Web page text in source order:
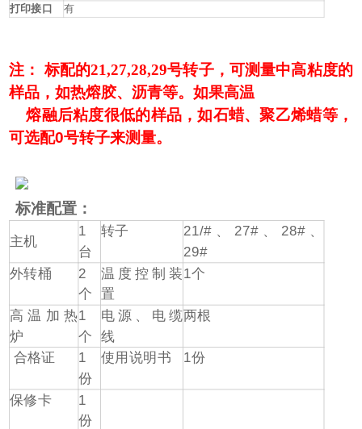
打印接口 有
注： 标配的21,27,28,29号转子，可测量中高粘度的
样品，如热熔胶、沥青等。如果高温
熔融后粘度很低的样品，如石蜡、聚乙烯蜡等，
可选配0号转子来测量。
标准配置：
主机
1
台
转子
21/#、27#、28#、
29#
外转桶
2
个
温度控制装
置
1个
高温加热
炉
1
个
电源、电缆
线
两根
合格证
1
份
使用说明书 1份
保修卡
1
份